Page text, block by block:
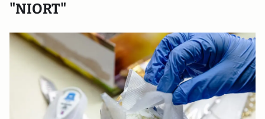
"NIORT"